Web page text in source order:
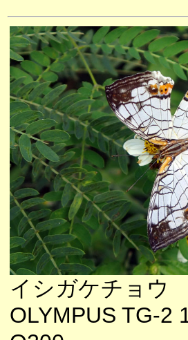
イシガケチョウ
OLYMPUS TG-2